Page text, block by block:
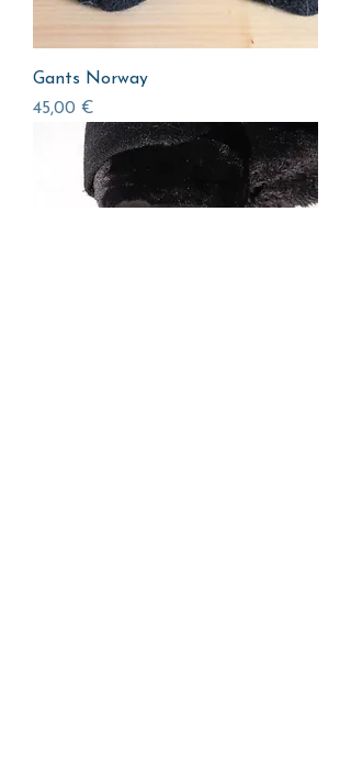
Gants Norway
Prix
45,00 €